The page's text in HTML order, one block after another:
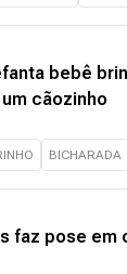
bebê
cãozinho
BICHARADA
faz pose em